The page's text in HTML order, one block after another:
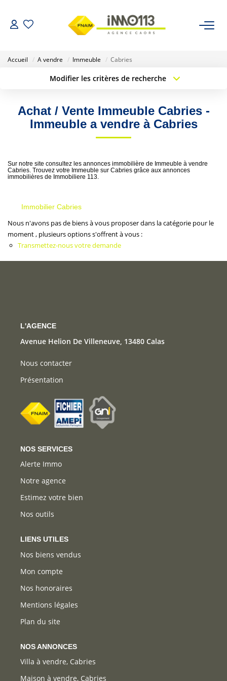
LOUER
NOTRE AGENCE
Nos Biens Vendus
ESTIMER
CALCULETTES FINANCIÈRES
CONTACT
Accueil A vendre Immeuble Cabries
Modifier les critères de recherche
Sélectionnez...
Type de bien
Surface min
Créer une alerte
Achat / Vente Immeuble Cabries -
Immeuble a vendre à Cabries
Sur notre site consultez les annonces immobilière de Immeuble à vendre
Cabries. Trouvez votre Immeuble sur Cabries grâce aux annonces
immobilières de Immobiliere 113.
Immobilier Cabries
Nous n'avons pas de biens à vous proposer dans la catégorie pour le
moment , plusieurs options s'offrent à vous :
Transmettez-nous votre demande
L'AGENCE
Avenue Helion De Villeneuve, 13480 Calas
Nous contacter
Présentation
NOS SERVICES
Alerte Immo
Notre agence
Estimez votre bien
Nos outils
LIENS UTILES
Nos biens vendus
Mon compte
Nos honoraires
Mentions légales
Plan du site
NOS ANNONCES
Villa à vendre, Cabries
Maison à vendre, Cabries